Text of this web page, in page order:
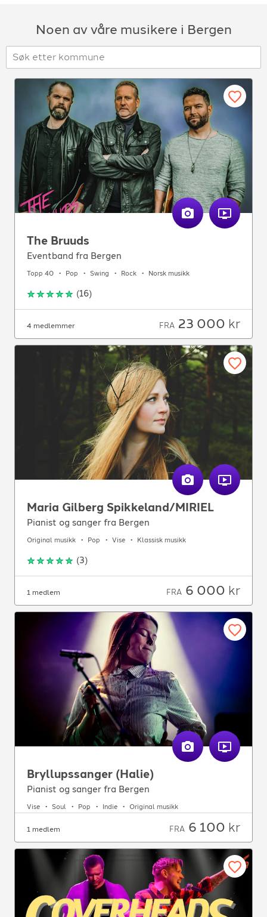
Noen av våre musikere i Bergen
The Bruuds
Eventband fra Bergen
Topp 40 Pop Swing Rock Norsk musikk
(16)
4 medlemmer FRA 23 000 kr
Maria Gilberg Spikkeland/MIRIEL
Pianist og sanger fra Bergen
Original musikk Pop Vise Klassisk musikk
(3)
1 medlem FRA 6 000 kr
Bryllupssanger (Halie)
Pianist og sanger fra Bergen
Vise Soul Pop Indie Original musikk
1 medlem FRA 6 100 kr